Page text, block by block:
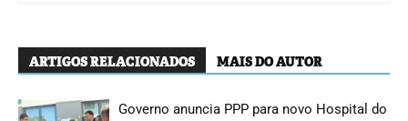
ARTIGOS RELACIONADOS MAIS DO AUTOR
Governo anuncia PPP para novo Hospital do